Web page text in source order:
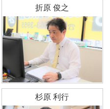
折原 俊之
杉原 利行